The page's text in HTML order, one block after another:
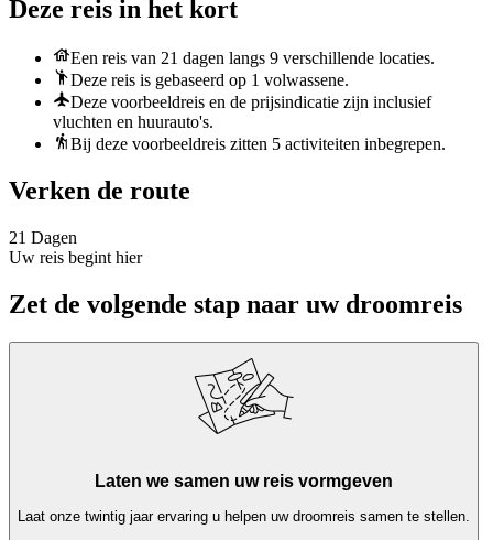
Deze reis in het kort
Een reis van 21 dagen langs 9 verschillende locaties.
Deze reis is gebaseerd op 1 volwassene.
Deze voorbeeldreis en de prijsindicatie zijn inclusief
vluchten en huurauto's.
Bij deze voorbeeldreis zitten 5 activiteiten inbegrepen.
Verken de route
21 Dagen
Uw reis begint hier
Zet de volgende stap naar uw droomreis
Laten we samen uw reis vormgeven
Laat onze twintig jaar ervaring u helpen uw droomreis samen te stellen.